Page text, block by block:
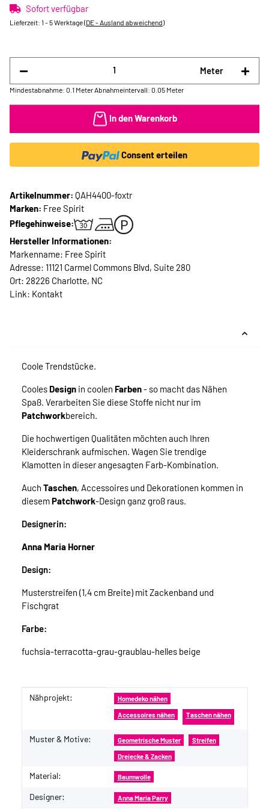
Sofort verfügbar
Lieferzeit: 1 - 5 Werktage(DE - Ausland abweichend)
Meter
Mindestabnahme: 0.1 Meter Abnahmeintervall: 0.05 Meter
In den Warenkorb
Consent erteilen
Artikelnummer: QAH4400-foxtr
Marken: Free Spirit
Pflegehinweise:
Hersteller Informationen:
Markenname: Free Spirit
Adresse: 11121 Carmel Commons Blvd, Suite 280
Ort: 28226 Charlotte, NC
Link: Kontakt
Coole Trendstücke.
Cooles Design in coolen Farben- so macht das Nähen
Spaß. Verarbeiten Sie diese Stoffe nicht nur im
Patchworkbereich.
Die hochwertigen Qualitäten möchten auch Ihren
Kleiderschrank aufmischen. Wagen Sie trendige
Klamotten in dieser angesagten Farb-Kombination.
Auch Taschen, Accessoires und Dekorationen kommen in
diesemPatchwork-Design ganz groß raus.
Designerin:
Anna Maria Horner
Design:
Musterstreifen (1,4 cm Breite) mit Zackenband und
Fischgrat
Farbe:
fuchsia-terracotta-grau-graublau-helles beige
Produkteigenschaft
Wert
Nähprojekt: Homedeko nähen
Accessoires nähen Taschen nähen
Muster & Motive: Geometrische Muster Streifen
Dreiecke & Zacken
Material: Baumwolle
Designer: Anna Maria Parry